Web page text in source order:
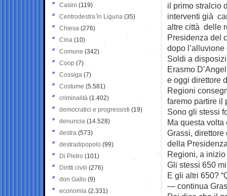
il primo stralcio
interventi già
altre città delle
Presidenza del
dopo
Soldi a
Erasmo
e oggi direttore
Regioni
faremo partire il
Sono gli stessi
Ma questa
Grassi,
della
Regioni, a inizio
Gli stessi 650
E gli altri 650?
— continua
Casini (119)
Centrodestra in Liguria (35)
Chiesa (276)
Cina (10)
Comune (342)
Coop (7)
Cossiga (7)
Costume (5.581)
criminalità (1.402)
democratici e progressisti (19)
denuncia (14.528)
destra (573)
destradipopolo (99)
Di Pietro (101)
Diritti civili (276)
don Gallo (9)
economia (2.331)